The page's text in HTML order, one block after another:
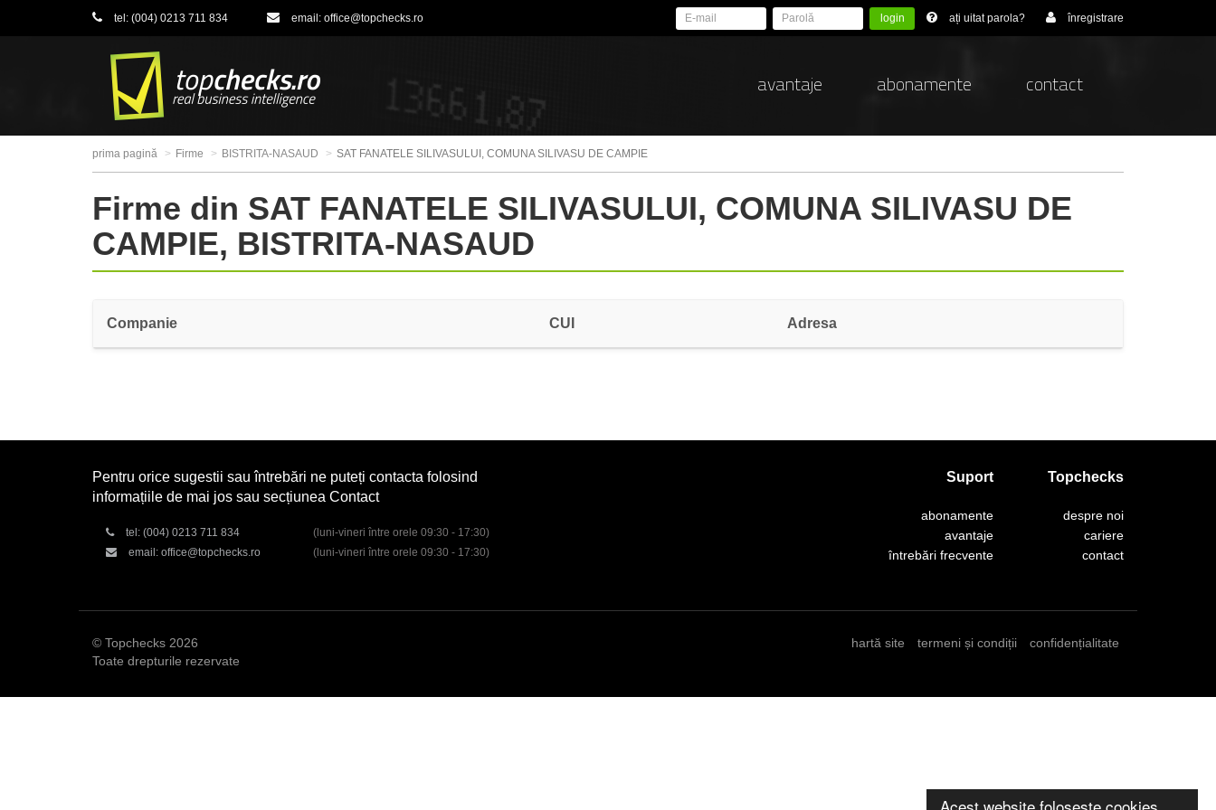
tel: (004) 0213 711 834 email: office@topchecks.ro login ați uitat parola? înregistrare
avantaje abonamente contact
prima pagină Firme BISTRITA-NASAUD SAT FANATELE SILIVASULUI, COMUNA SILIVASU DE CAMPIE
Firme din SAT FANATELE SILIVASULUI, COMUNA SILIVASU DE
CAMPIE, BISTRITA-NASAUD
Companie CUI Adresa
Pentru orice sugestii sau întrebări ne puteți contacta folosind
informațiile de mai jos sau secțiunea Contact
tel: (004) 0213 711 834
(luni-vineri între orele 09:30 - 17:30)
email: office@topchecks.ro (luni-vineri între orele 09:30 - 17:30)
Topchecks
despre noi
cariere
contact
Suport
abonamente
avantaje
întrebări frecvente
© Topchecks 2026
Toate drepturile rezervate
hartă site termeni și condiții confidențialitate